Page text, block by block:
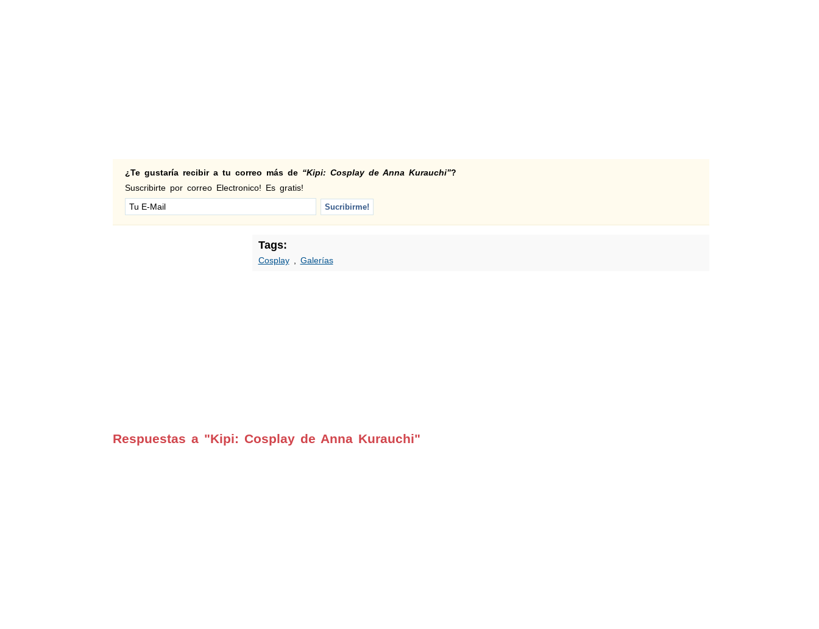
¿Te gustaría recibir a tu correo más de “Kipi: Cosplay de Anna Kurauchi”?
Suscribirte por correo Electronico! Es gratis!
Tags:
Cosplay, Galerías
Respuestas a "Kipi: Cosplay de Anna Kurauchi"